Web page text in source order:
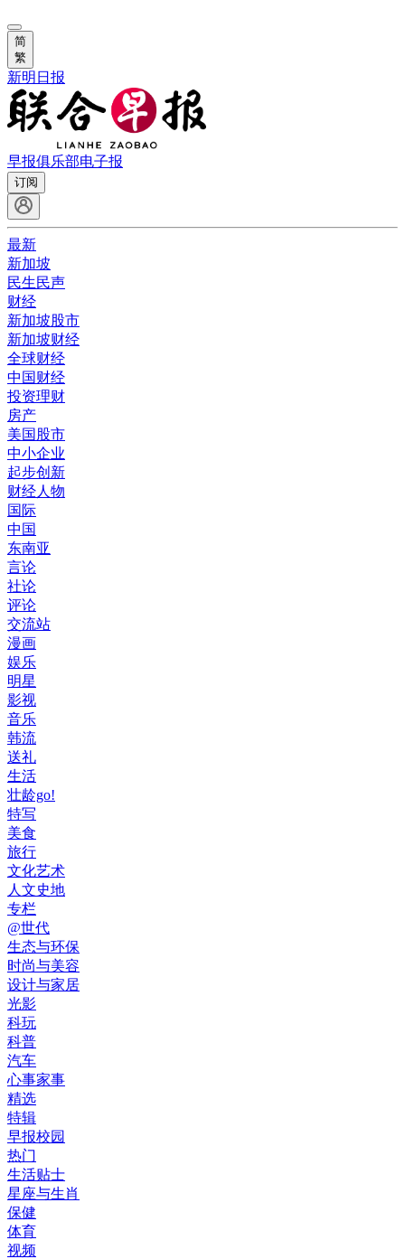
简
繁
新明日报
早报俱乐部电子报
订阅
最新
新加坡
民生民声
财经
新加坡股市
新加坡财经
全球财经
中国财经
投资理财
房产
美国股市
中小企业
起步创新
财经人物
国际
中国
东南亚
言论
社论
评论
交流站
漫画
娱乐
明星
影视
音乐
韩流
送礼
生活
壮龄go!
特写
美食
旅行
文化艺术
人文史地
专栏
@世代
生态与环保
时尚与美容
设计与家居
光影
科玩
科普
汽车
心事家事
精选
特辑
早报校园
热门
生活贴士
星座与生肖
保健
体育
视频